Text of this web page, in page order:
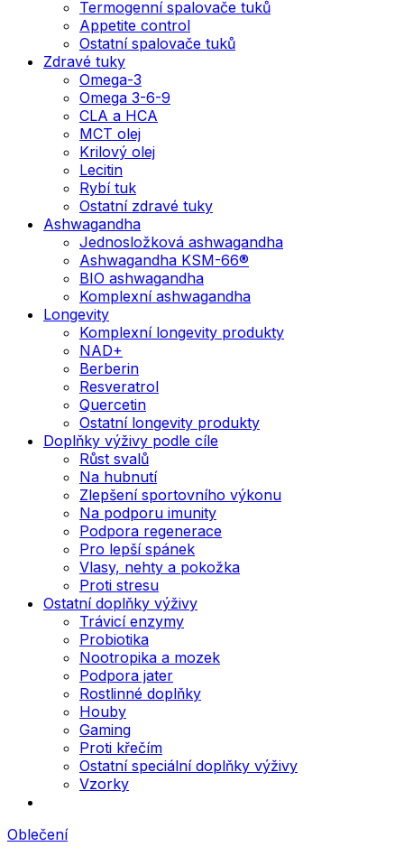
Termogenní spalovače tuků
Appetite control
Ostatní spalovače tuků
Zdravé tuky
Omega-3
Omega 3-6-9
CLA a HCA
MCT olej
Krilový olej
Lecitin
Rybí tuk
Ostatní zdravé tuky
Ashwagandha
Jednosložková ashwagandha
Ashwagandha KSM-66®
BIO ashwagandha
Komplexní ashwagandha
Longevity
Komplexní longevity produkty
NAD+
Berberin
Resveratrol
Quercetin
Ostatní longevity produkty
Doplňky výživy podle cíle
Růst svalů
Na hubnutí
Zlepšení sportovního výkonu
Na podporu imunity
Podpora regenerace
Pro lepší spánek
Vlasy, nehty a pokožka
Proti stresu
Ostatní doplňky výživy
Trávicí enzymy
Probiotika
Nootropika a mozek
Podpora jater
Rostlinné doplňky
Houby
Gaming
Proti křečím
Ostatní speciální doplňky výživy
Vzorky
Oblečení